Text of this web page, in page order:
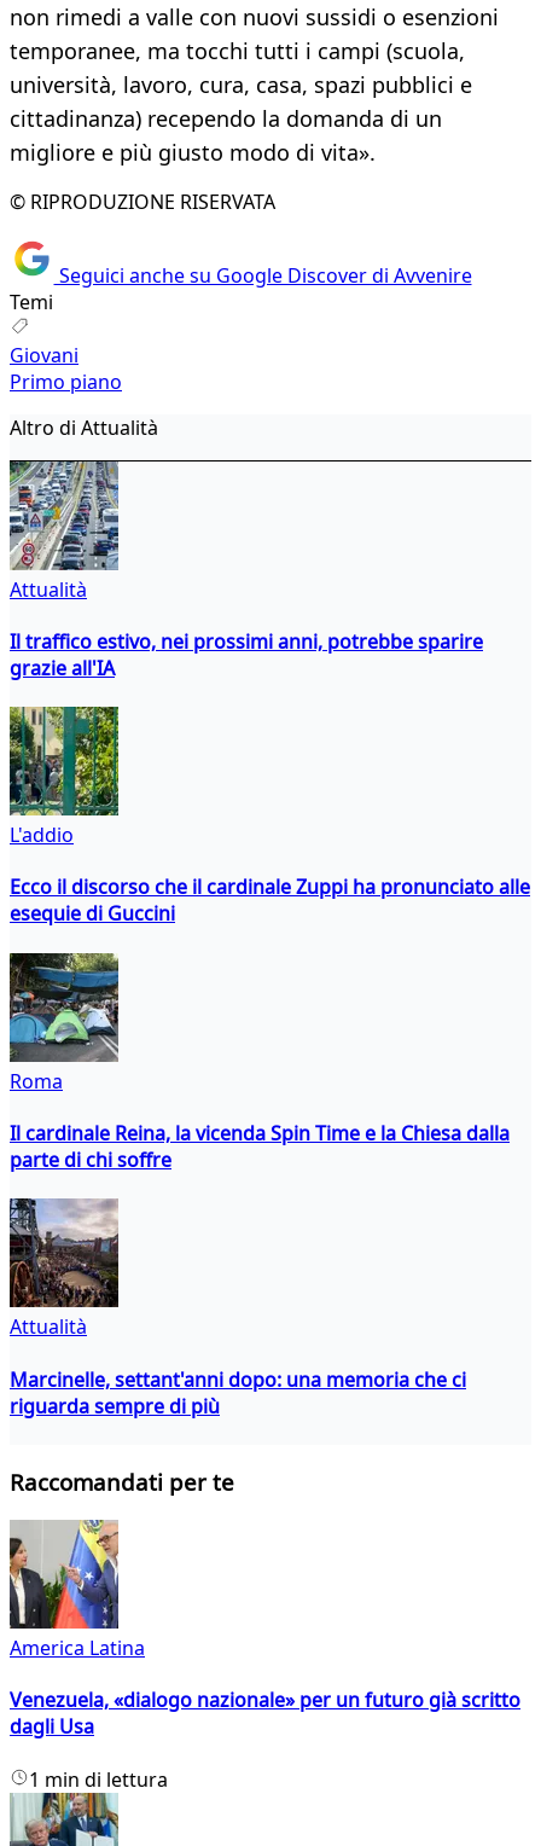
non rimedi a valle con nuovi sussidi o esenzioni
temporanee, ma tocchi tutti i campi (scuola,
università, lavoro, cura, casa, spazi pubblici e
cittadinanza) recependo la domanda di un
migliore e più giusto modo di vita».
© RIPRODUZIONE RISERVATA
Seguici anche su Google Discover di Avvenire
Temi
Giovani
Primo piano
Altro di Attualità
Attualità
Il traffico estivo, nei prossimi anni, potrebbe sparire
grazie all'IA
L'addio
Ecco il discorso che il cardinale Zuppi ha pronunciato alle
esequie di Guccini
Roma
Il cardinale Reina, la vicenda Spin Time e la Chiesa dalla
parte di chi soffre
Attualità
Marcinelle, settant'anni dopo: una memoria che ci
riguarda sempre di più
Raccomandati per te
America Latina
Venezuela, «dialogo nazionale» per un futuro già scritto
dagli Usa
1 min di lettura